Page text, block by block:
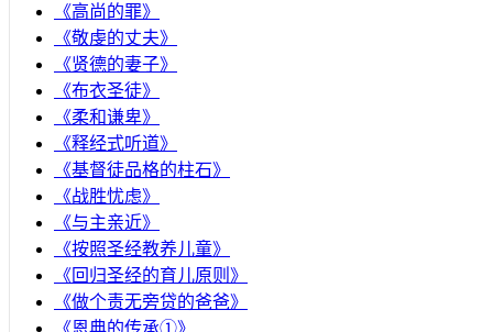
《高尚的罪》
《敬虔的丈夫》
《贤德的妻子》
《布衣圣徒》
《柔和谦卑》
《释经式听道》
《基督徒品格的柱石》
《战胜忧虑》
《与主亲近》
《按照圣经教养儿童》
《回归圣经的育儿原则》
《做个责无旁贷的爸爸》
《恩典的传承①》